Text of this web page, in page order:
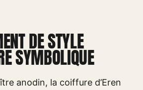
DE STYLE
SYMBOLIQUE
anodin, la coiffure d’Eren